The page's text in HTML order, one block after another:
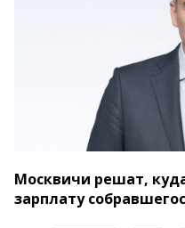
Москвичи решат,
зарплату